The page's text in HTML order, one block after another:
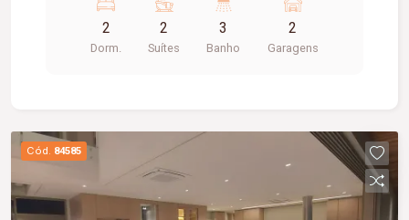
02 ambientes; Lavabo; Cozinha com armários
planejados; Lavanderia; 02 vagas de garagem; O
condomínio conta com: Portões eletrônicos;
2
Dorm.
2
Suítes
3
Banho
2
Garagens
Cód. 84585